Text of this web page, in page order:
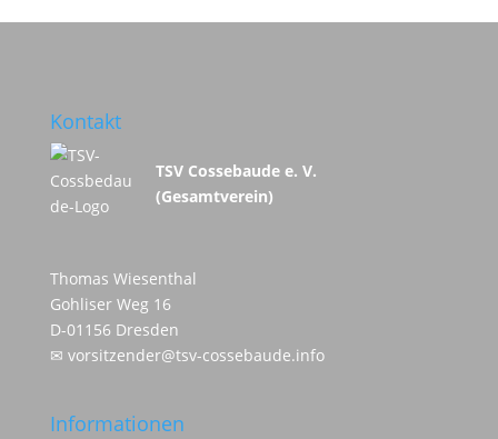
Kontakt
TSV Cossebaude e. V.
(Gesamtverein)
Thomas Wiesenthal
Gohliser Weg 16
D-01156 Dresden
✉ vorsitzender@tsv-cossebaude.info
Informationen